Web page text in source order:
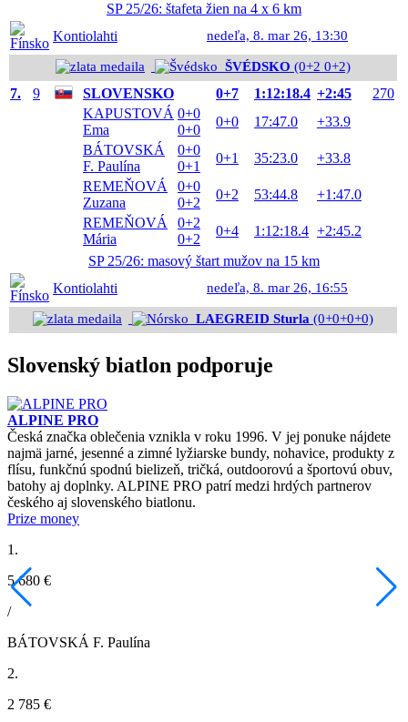
SP 25/26: štafeta žien na 4 x 6 km
Kontiolahti
nedeľa, 8. mar 26, 13:30
ŠVÉDSKO (0+2 0+2)
7. 9 SLOVENSKO 0+7 1:12:18.4 +2:45
270
KAPUSTOVÁ
Ema
0+0
0+0
0+0 17:47.0
+33.9
BÁTOVSKÁ
F. Paulína
0+0
0+1
0+1 35:23.0
+33.8
REMEŇOVÁ
Zuzana
0+0
0+2
0+2 53:44.8
+1:47.0
REMEŇOVÁ
Mária
0+2
0+2
0+4 1:12:18.4 +2:45.2
SP 25/26: masový štart mužov na 15 km
Kontiolahti
nedeľa, 8. mar 26, 16:55
LAEGREID Sturla (0+0+0+0)
Slovenský biatlon podporuje
ALPINE PRO
Česká značka oblečenia vznikla v roku 1996. V jej ponuke nájdete
najmä jarné, jesenné a zimné lyžiarske bundy, nohavice, produkty z
flísu, funkčnú spodnú bielizeň, tričká, outdoorovú a športovú obuv,
batohy aj doplnky. ALPINE PRO patrí medzi hrdých partnerov
českého aj slovenského biatlonu.
Prize money
1.
5 680 €
/
BÁTOVSKÁ F. Paulína
2.
2 785 €